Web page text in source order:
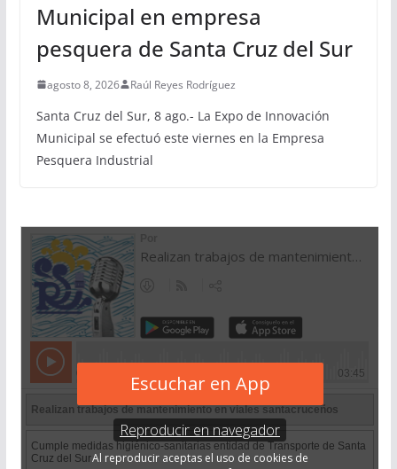
Municipal en empresa
pesquera de Santa Cruz del Sur
agosto 8, 2026 Raúl Reyes Rodríguez
Santa Cruz del Sur, 8 ago.- La Expo de Innovación
Municipal se efectuó este viernes en la Empresa
Pesquera Industrial